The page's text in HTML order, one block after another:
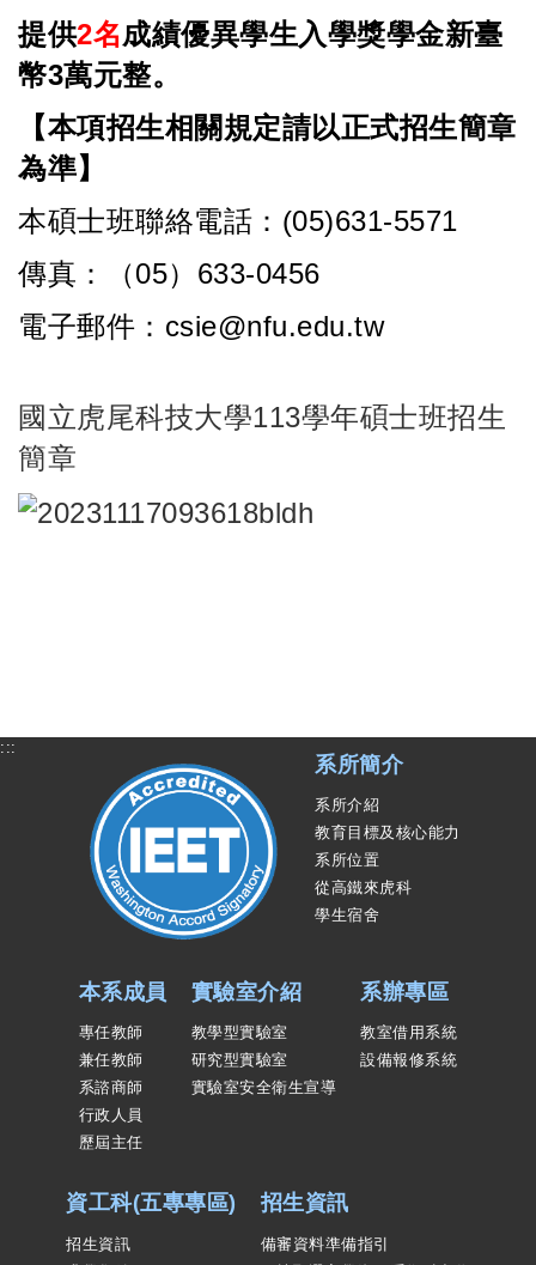
提供2名成績優異學生入學獎學金新臺
幣3萬元整。
【本項招生相關規定請以正式招生簡章
為準】
本碩士班聯絡電話： (05)631-5571
傳真：（05） 633-0456
電子郵件： csie@nfu.edu.tw
國立虎尾科技大學113學年碩士班招生
簡章
:::
系所簡介
系所介紹
教育目標及核心能力
系所位置
從高鐵來虎科
學生宿舍
本系成員
專任教師
兼任教師
系諮商師
行政人員
歷屆主任
實驗室介紹
教學型實驗室
研究型實驗室
實驗室安全衛生宣導
系辦專區
教室借用系統
設備報修系統
資工科(五專專區)
招生資訊
招生資訊
備審資料準備指引